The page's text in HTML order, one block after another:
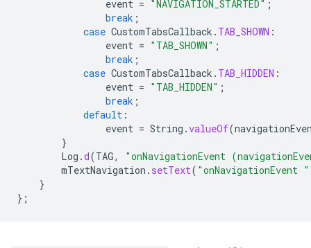
event = "NAVIGATION_STARTED" ;
break ;
case CustomTabsCallback . TAB_SHOWN :
event = "TAB_SHOWN" ;
break ;
case CustomTabsCallback . TAB_HIDDEN :
event = "TAB_HIDDEN" ;
break ;
default :
event = String .valueOf(
}
Log .d(TAG,
"onNavigationEvent
mTextNavigation . setText( "onNavigationEvent "
}
};